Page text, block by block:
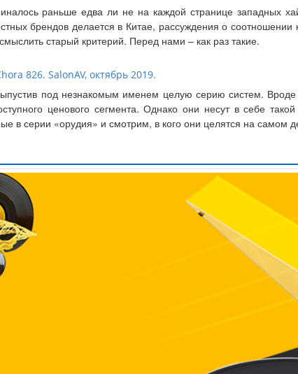
раньше едва ли не на каждой странице западных
брендов делается в Китае, рассуждения о
старый критерий. Перед нами – как раз такие.
826. SalonAV, октябрь 2019.
под незнакомым именем целую серию систем.
ценового сегмента. Однако они несут в себе
в серии «орудия» и смотрим, в кого они целятся на самом